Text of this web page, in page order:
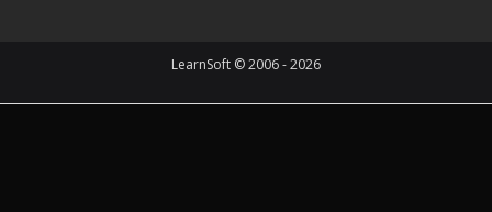
LearnSoft © 2006 - 2026